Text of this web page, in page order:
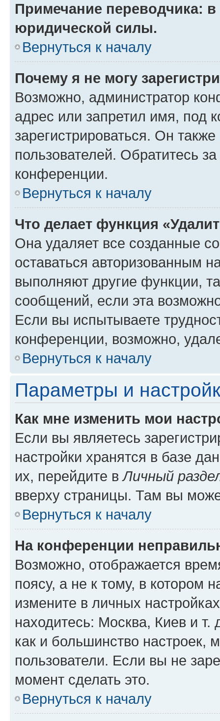
Примечание переводчика:
юридической силы.
Вернуться к началу
Почему я не могу
Возможно, администратор
адрес или запретил имя, под
зарегистрироваться. Он
пользователей. Обратитесь
конференции.
Вернуться к началу
Что делает функция
Она удаляет все созданные
оставаться авторизованным
выполняют другие функции,
сообщений, если эта
Если вы испытываете
конференции, возможно,
Вернуться к началу
Параметры и
Как мне изменить мои
Если вы являетесь
настройки хранятся в базе
их, перейдите вЛичный
вверху страницы. Там вы
Вернуться к началу
На конференции
Возможно, отображается
поясу, а не к тому, в котором
измените в личных
находитесь: Москва, Киев и т.
как и большинство настроек,
пользователи. Если вы не
момент сделать это.
Вернуться к началу